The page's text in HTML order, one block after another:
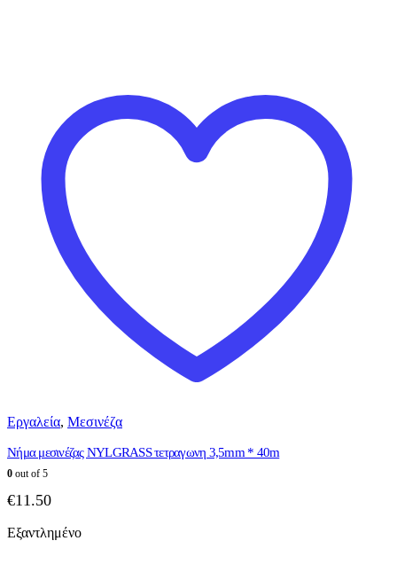
Εργαλεία, Μεσινέζα
Νήμα μεσινέζας NYLGRASS τετραγωνη 3,5mm * 40m
0 out of 5
€11.50
Εξαντλημένο